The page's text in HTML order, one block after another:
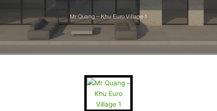
Mr Quang – Khu Euro Village 1